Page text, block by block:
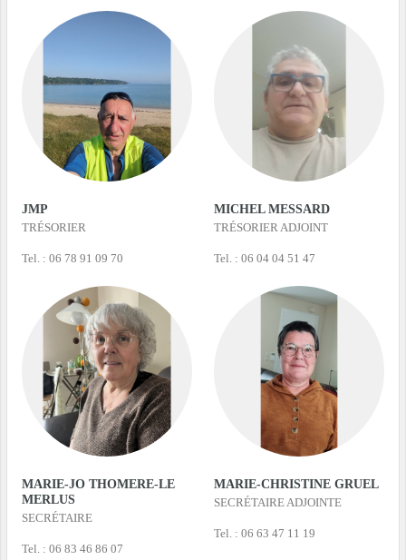
JMP
TRÉSORIER
Tel. : 06 78 91 09 70
MICHEL MESSARD
TRÉSORIER ADJOINT
Tel. : 06 04 04 51 47
MARIE-JO THOMERE-LE
MERLUS
SECRÉTAIRE
Tel. : 06 83 46 86 07
MARIE-CHRISTINE GRUEL
SECRÉTAIRE ADJOINTE
Tel. : 06 63 47 11 19